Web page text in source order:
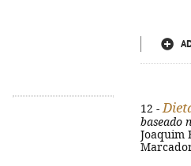
12 -
baseado
Joaquim